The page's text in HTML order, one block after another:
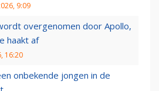
9:09
overgenomen door Apollo,
haakt af
16:20
onbekende jongen in de